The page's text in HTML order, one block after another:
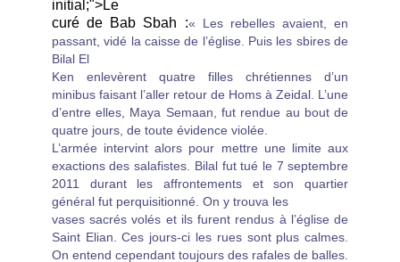
initial;">Le
curé de Bab Sbah :« Les rebelles avaient, en
passant, vidé la caisse de l’église. Puis les sbires de
Bilal El
Ken enlevèrent quatre filles chrétiennes d’un
minibus faisant l’aller retour de Homs à Zeidal. L’une
d’entre elles, Maya Semaan, fut rendue au bout de
quatre jours, de toute évidence violée.
L’armée intervint alors pour mettre une limite aux
exactions des salafistes. Bilal fut tué le 7 septembre
2011 durant les affrontements et son quartier
général fut perquisitionné. On y trouva les
vases sacrés volés et ils furent rendus à l’église de
Saint Elian. Ces jours-ci les rues sont plus calmes.
On entend cependant toujours des rafales de balles.